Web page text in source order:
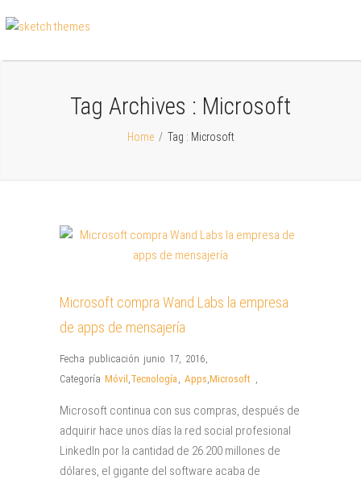
Tag Archives : Microsoft
Home / Tag : Microsoft
Microsoft compra Wand Labs la empresa
de apps de mensajería
Fecha publicación junio 17, 2016,
Categoría Móvil ,Tecnología , Apps,Microsoft ,
Microsoft continua con sus compras, después de
adquirir hace unos días la red social profesional
LinkedIn por la cantidad de 26.200 millones de
dólares, el gigante del software acaba de